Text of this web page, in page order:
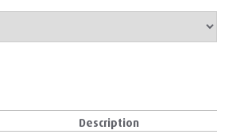
Description